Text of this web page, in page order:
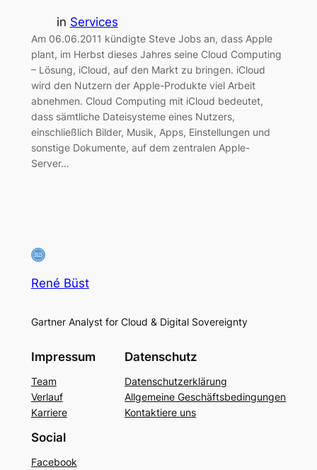
in Services
Am 06.06.2011 kündigte Steve Jobs an, dass Apple
plant, im Herbst dieses Jahres seine Cloud Computing
– Lösung, iCloud, auf den Markt zu bringen. iCloud
wird den Nutzern der Apple-Produkte viel Arbeit
abnehmen. Cloud Computing mit iCloud bedeutet,
dass sämtliche Dateisysteme eines Nutzers,
einschließlich Bilder, Musik, Apps, Einstellungen und
sonstige Dokumente, auf dem zentralen Apple-
Server…
René Büst
Gartner Analyst for Cloud & Digital Sovereignty
Impressum
Team
Verlauf
Karriere
Datenschutz
Datenschutzerklärung
Allgemeine Geschäftsbedingungen
Kontaktiere uns
Social
Facebook